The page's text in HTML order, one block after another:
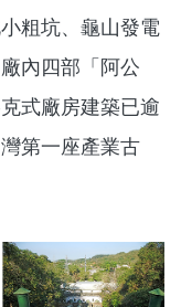
粗坑、龜山發電
內四部「阿公
式廠房建築已逾
第一座產業古